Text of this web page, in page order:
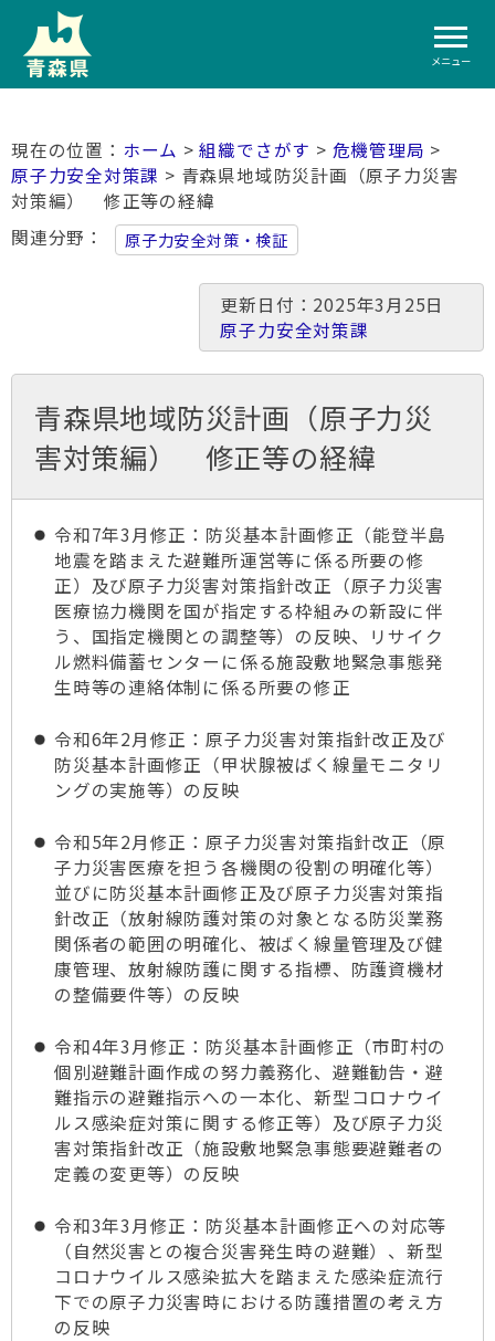
メニュー
ホーム >組織でさがす > 危機管理局 >
原子力安全対策課 > 青森県地域防災計画（原子力災害
対策編） 修正等の経緯
関連分野
原子力安全対策・検証
更新日付：2025年3月25日
原子力安全対策課
青森県地域防災計画（原子力災
害対策編） 修正等の経緯
令和7年3月修正：防災基本計画修正（能登半島
地震を踏まえた避難所運営等に係る所要の修
正）及び原子力災害対策指針改正（原子力災害
医療協力機関を国が指定する枠組みの新設に伴
う、国指定機関との調整等）の反映、リサイク
ル燃料備蓄センターに係る施設敷地緊急事態発
生時等の連絡体制に係る所要の修正
令和6年2月修正：原子力災害対策指針改正及び
防災基本計画修正（甲状腺被ばく線量モニタリ
ングの実施等）の反映
令和5年2月修正：原子力災害対策指針改正（原
子力災害医療を担う各機関の役割の明確化等）
並びに防災基本計画修正及び原子力災害対策指
針改正（放射線防護対策の対象となる防災業務
関係者の範囲の明確化、被ばく線量管理及び健
康管理、放射線防護に関する指標、防護資機材
の整備要件等）の反映
令和4年3月修正：防災基本計画修正（市町村の
個別避難計画作成の努力義務化、避難勧告・避
難指示の避難指示への一本化、新型コロナウイ
ルス感染症対策に関する修正等）及び原子力災
害対策指針改正（施設敷地緊急事態要避難者の
定義の変更等）の反映
令和3年3月修正：防災基本計画修正への対応等
（自然災害との複合災害発生時の避難）、新型
コロナウイルス感染拡大を踏まえた感染症流行
下での原子力災害時における防護措置の考え方
の反映